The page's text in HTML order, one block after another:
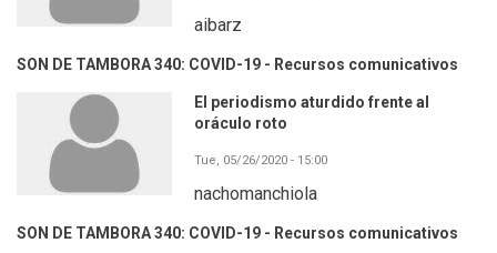
aibarz
SON DE TAMBORA 340: COVID-19 - Recursos comunicativos
El periodismo aturdido frente al
oráculo roto
Tue, 05/26/2020 - 15:00
nachomanchiola
SON DE TAMBORA 340: COVID-19 - Recursos comunicativos